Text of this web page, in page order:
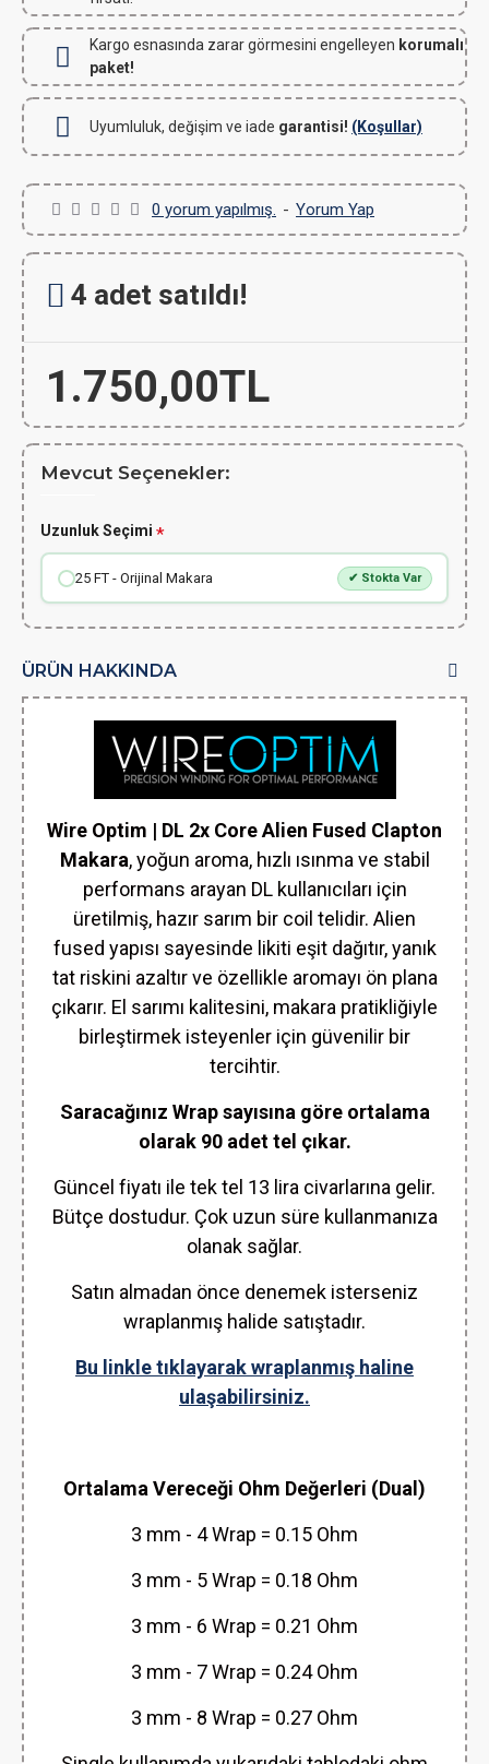
Kargo esnasında zarar görmesini engelleyen korumalı
paket!
Uyumluluk, değişim ve iade garantisi! (Koşullar)
0 yorum yapılmış. - Yorum Yap
1.750,00TL
4 adet satıldı!
Mevcut Seçenekler:
Uzunluk Seçimi
25 FT - Orijinal Makara ✔ Stokta Var
ÜRÜN HAKKINDA
Wire Optim | DL 2x Core Alien Fused Clapton
Makara, yoğun aroma, hızlı ısınma ve stabil
performans arayan DL kullanıcıları için
üretilmiş, hazır sarım bir coil telidir. Alien
fused yapısı sayesinde likiti eşit dağıtır, yanık
tat riskini azaltır ve özellikle aromayı ön plana
çıkarır. El sarımı kalitesini, makara pratikliğiyle
birleştirmek isteyenler için güvenilir bir
tercihtir.
Saracağınız Wrap sayısına göre ortalama
olarak 90 adet tel çıkar.
Güncel fiyatı ile tek tel 13 lira civarlarına gelir.
Bütçe dostudur. Çok uzun süre kullanmanıza
olanak sağlar.
Satın almadan önce denemek isterseniz
wraplanmış halide satıştadır.
Bu linkle tıklayarak wraplanmış haline
ulaşabilirsiniz.
Ortalama Vereceği Ohm Değerleri (Dual)
3 mm - 4 Wrap = 0.15 Ohm
3 mm - 5 Wrap = 0.18 Ohm
3 mm - 6 Wrap = 0.21 Ohm
3 mm - 7 Wrap = 0.24 Ohm
3 mm - 8 Wrap = 0.27 Ohm